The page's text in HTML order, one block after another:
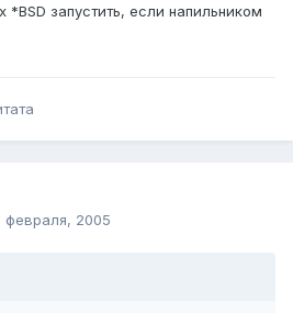
запустить, если напильником
февраля, 2005